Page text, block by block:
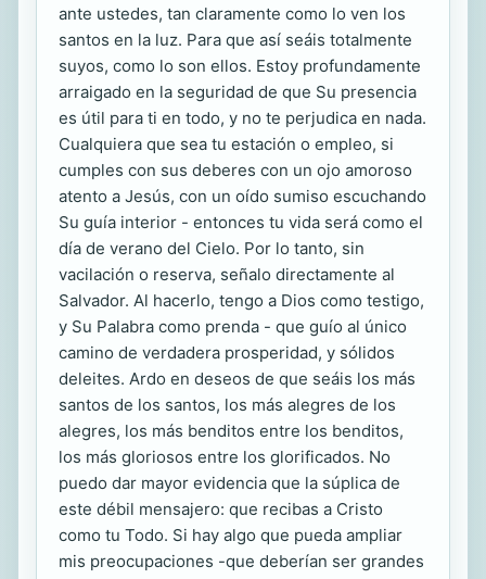
ante ustedes, tan claramente como lo ven los
santos en la luz. Para que así seáis totalmente
suyos, como lo son ellos. Estoy profundamente
arraigado en la seguridad de que Su presencia
es útil para ti en todo, y no te perjudica en nada.
Cualquiera que sea tu estación o empleo, si
cumples con sus deberes con un ojo amoroso
atento a Jesús, con un oído sumiso escuchando
Su guía interior - entonces tu vida será como el
día de verano del Cielo. Por lo tanto, sin
vacilación o reserva, señalo directamente al
Salvador. Al hacerlo, tengo a Dios como testigo,
y Su Palabra como prenda - que guío al único
camino de verdadera prosperidad, y sólidos
deleites. Ardo en deseos de que seáis los más
santos de los santos, los más alegres de los
alegres, los más benditos entre los benditos,
los más gloriosos entre los glorificados. No
puedo dar mayor evidencia que la súplica de
este débil mensajero: que recibas a Cristo
como tu Todo. Si hay algo que pueda ampliar
mis preocupaciones -que deberían ser grandes